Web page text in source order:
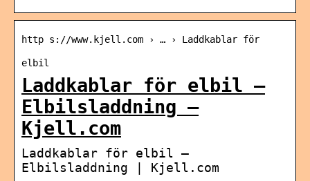
http s://www.kjell.com › … › Laddkablar för
elbil
Laddkablar för elbil –
Elbilsladdning –
Kjell.com
Laddkablar för elbil –
Elbilsladdning | Kjell.com